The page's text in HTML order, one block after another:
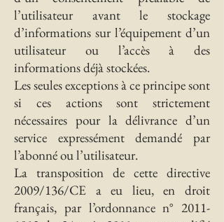
l’utilisateur avant le stockage
d’informations sur l’équipement d’un
utilisateur ou l’accès à des
informations déjà stockées.
Les seules exceptions à ce principe sont
si ces actions sont strictement
nécessaires pour la délivrance d’un
service expressément demandé par
l’abonné ou l’utilisateur.
La transposition de cette directive
2009/136/CE a eu lieu, en droit
français, par l’ordonnance n° 2011-